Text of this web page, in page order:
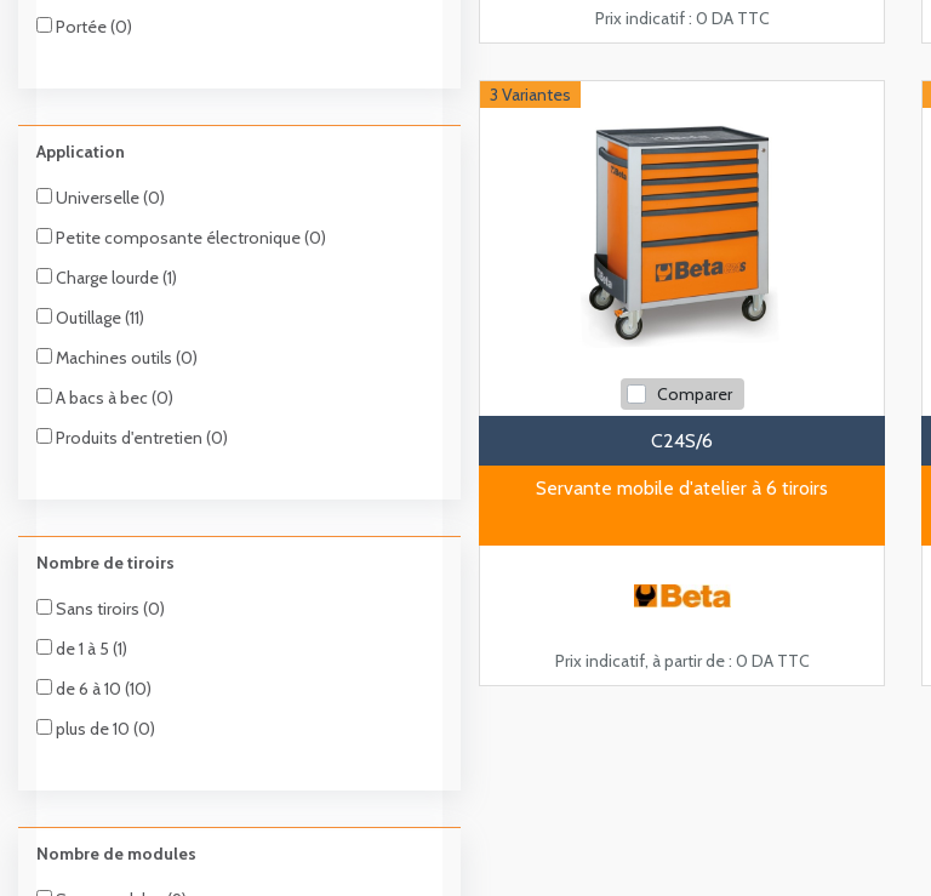
Portée (0)
Application
Universelle (0)
Petite composante électronique (0)
Charge lourde (1)
Outillage (11)
Machines outils (0)
A bacs à bec (0)
Produits d'entretien (0)
Nombre de tiroirs
Sans tiroirs (0)
de 1 à 5 (1)
de 6 à 10 (10)
plus de 10 (0)
Nombre de modules
Prix indicatif : 0 DA TTC
3 Variantes
Comparer
C24S/6
Servante mobile d'atelier à 6 tiroirs
Prix indicatif, à partir de : 0 DA TTC